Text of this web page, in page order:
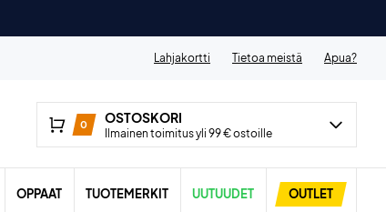
Lahjakortti Tietoa meistä Apua?
0 OSTOSKORI
Ilmainen toimitus yli 99 € ostoille
OPPAAT TUOTEMERKIT UUTUUDET OUTLET